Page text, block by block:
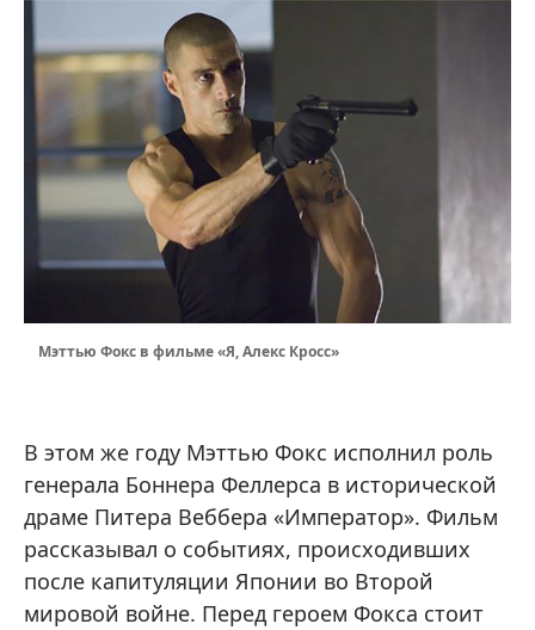
Мэттью Фокс в фильме «Я, Алекс Кросс»
В этом же году Мэттью Фокс исполнил роль
генерала Боннера Феллерса в исторической
драме Питера Веббера «Император». Фильм
рассказывал о событиях, происходивших
после капитуляции Японии во Второй
мировой войне. Перед героем Фокса стоит